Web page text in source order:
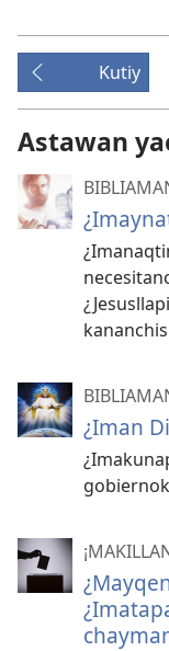
Kutiy
Astawan
¿Iman